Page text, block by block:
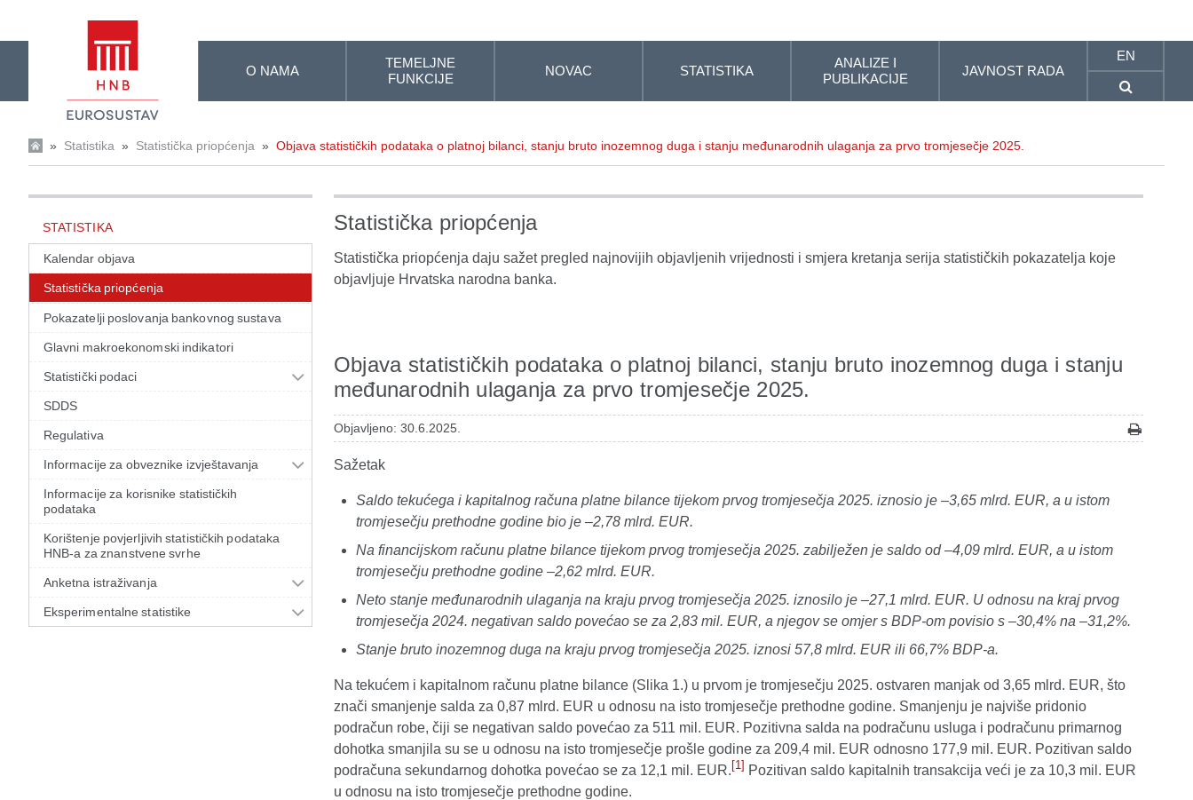
O NAMA
TEMELJNE
FUNKCIJE
NOVAC STATISTIKA
ANALIZE I
PUBLIKACIJE
JAVNOST RADA
EN
» Statistika » Statistička priopćenja » Objava statističkih podataka o platnoj bilanci, stanju bruto inozemnog duga i stanju međunarodnih ulaganja za prvo tromjesečje 2025.
STATISTIKA
Kalendar objava
Statistička priopćenja
Pokazatelji poslovanja bankovnog sustava
Glavni makroekonomski indikatori
Statistički podaci
SDDS
Regulativa
Informacije za obveznike izvještavanja
Informacije za korisnike statističkih
podataka
Korištenje povjerljivih statističkih podataka
HNB-a za znanstvene svrhe
Anketna istraživanja
Eksperimentalne statistike
Statistička priopćenja
Statistička priopćenja daju sažet pregled najnovijih objavljenih vrijednosti i smjera kretanja serija statističkih pokazatelja koje
objavljuje Hrvatska narodna banka.
Objava statističkih podataka o platnoj bilanci, stanju bruto inozemnog duga i stanju
međunarodnih ulaganja za prvo tromjesečje 2025.
Objavljeno: 30.6.2025.
Sažetak
Saldo tekućega i kapitalnog računa platne bilance tijekom prvog tromjesečja 2025. iznosio je –3,65 mlrd. EUR, a u istom
tromjesečju prethodne godine bio je –2,78 mlrd. EUR.
Na financijskom računu platne bilance tijekom prvog tromjesečja 2025. zabilježen je saldo od –4,09 mlrd. EUR, a u istom
tromjesečju prethodne godine –2,62 mlrd. EUR.
Neto stanje međunarodnih ulaganja na kraju prvog tromjesečja 2025. iznosilo je –27,1 mlrd. EUR. U odnosu na kraj prvog
tromjesečja 2024. negativan saldo povećao se za 2,83 mil. EUR, a njegov se omjer s BDP-om povisio s –30,4% na –31,2%.
Stanje bruto inozemnog duga na kraju prvog tromjesečja 2025. iznosi 57,8 mlrd. EUR ili 66,7% BDP-a.
Na tekućem i kapitalnom računu platne bilance (Slika 1.) u prvom je tromjesečju 2025. ostvaren manjak od 3,65 mlrd. EUR, što
znači smanjenje salda za 0,87 mlrd. EUR u odnosu na isto tromjesečje prethodne godine. Smanjenju je najviše pridonio
podračun robe, čiji se negativan saldo povećao za 511 mil. EUR. Pozitivna salda na podračunu usluga i podračunu primarnog
dohotka smanjila su se u odnosu na isto tromjesečje prošle godine za 209,4 mil. EUR odnosno 177,9 mil. EUR. Pozitivan saldo
podračuna sekundarnog dohotka povećao se za 12,1 mil. EUR. [1] Pozitivan saldo kapitalnih transakcija veći je za 10,3 mil. EUR
u odnosu na isto tromjesečje prethodne godine.